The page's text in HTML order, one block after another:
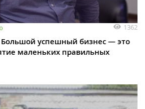
1362
успешный бизнес — это
маленьких правильных